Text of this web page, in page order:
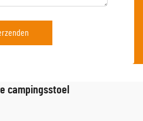
campingsstoel